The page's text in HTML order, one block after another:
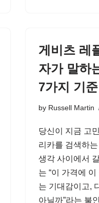
게비츠 레
자가 말하
7가지 기준
by Russell Martin
당신이 지금 고
리카를 검색하
생각 사이에서
는 “이 가격에
는 기대감이고,
아닐까”라는 불